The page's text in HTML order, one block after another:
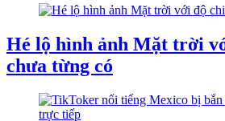
Hé lộ hình ảnh Mặt trời
chưa từng có